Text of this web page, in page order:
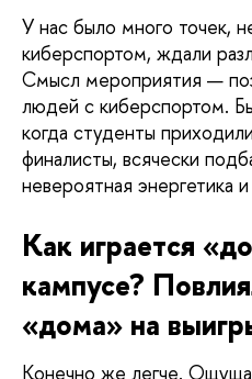
У нас было много точек,
киберспортом, ждали
Смысл мероприятия —
людей с киберспортом.
когда студенты
финалисты, всячески
невероятная энергетика
Как играется
кампусе?
«дома» на
Конечно же легче.